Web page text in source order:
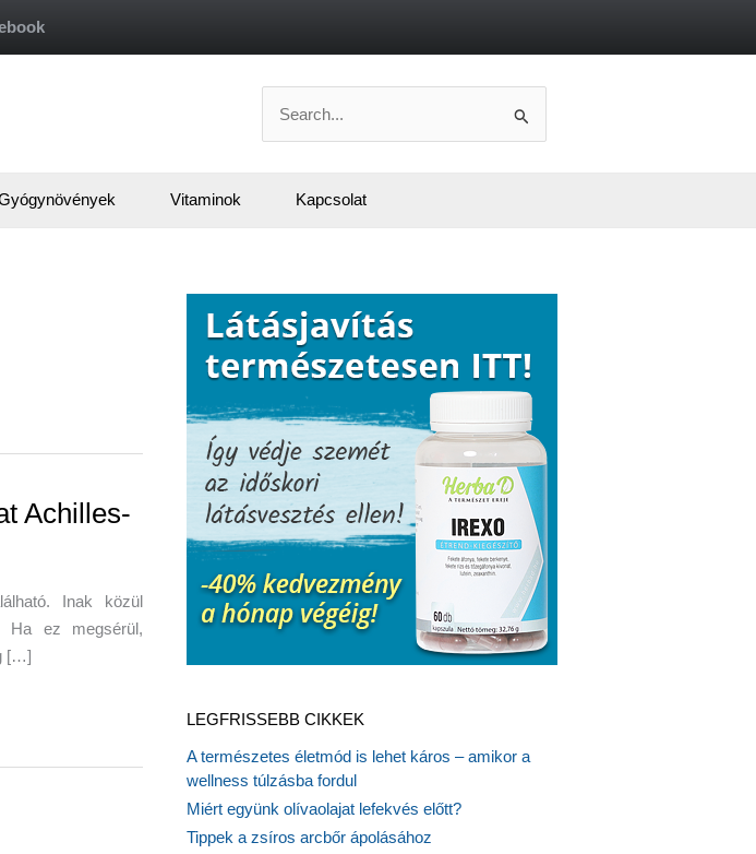
for:
Vitaminok Kapcsolat
Achilles-
Inak közül
Ha ez megsérül,
[…]
LEGFRISSEBB CIKKEK
A természetes életmód is lehet káros – amikor a
wellness túlzásba fordul
Miért együnk olívaolajat lefekvés előtt?
Tippek a zsíros arcbőr ápolásához